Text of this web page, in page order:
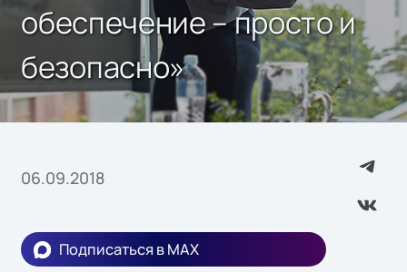
обеспечение – просто и
безопасно»
06.09.2018
Подписаться в MAX